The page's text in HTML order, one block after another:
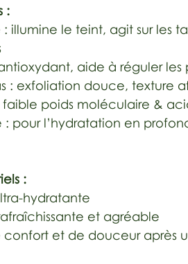
:
illumine le teint, agit sur les
aide à réguler
: exfoliation douce, texture
poids moléculaire &
: pour l’hydratation en
:
hydratante
et agréable
confort et de douceur après